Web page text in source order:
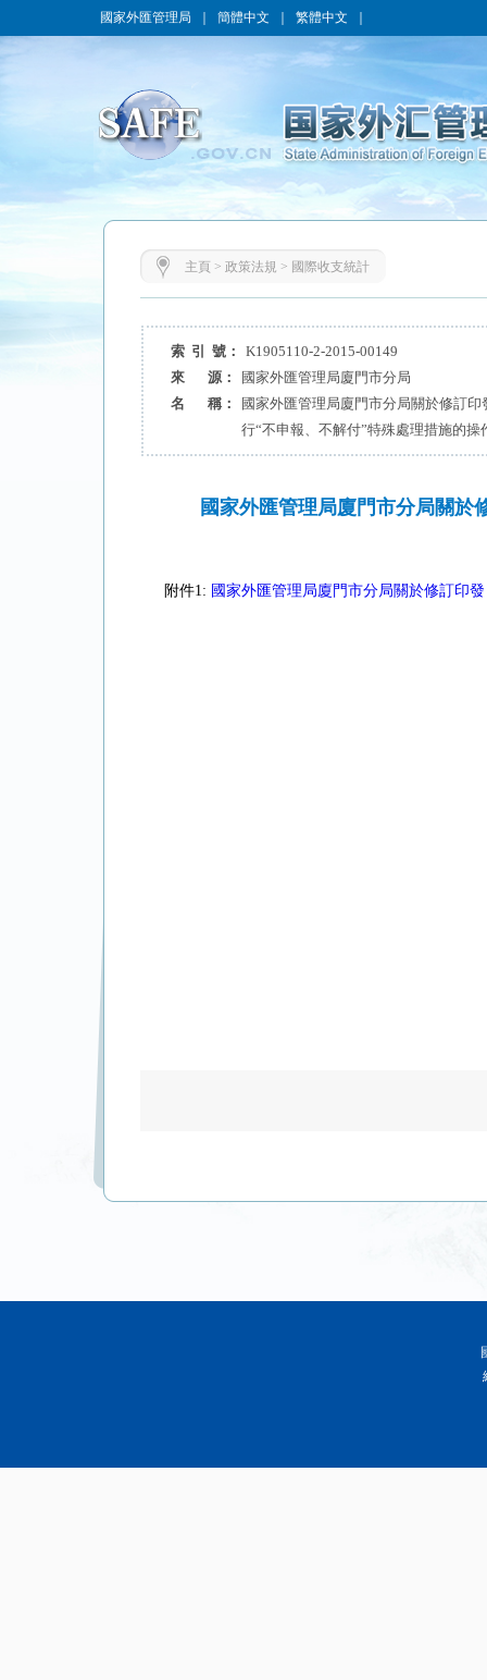
國家外匯管理局 簡體中文 繁體中文
主頁 > 政策法規 > 國際收支統計
索 引 號：
K1905110-2-2015-00149
來 源：
國家外匯管理局廈門市分局
名 稱：
國家外匯管理局廈門市分局關於修訂
行“不申報、不解付”特殊處理措施的操
國家外匯管理局廈門市分局關於
附件1: 國家外匯管理局廈門市分局關於修訂印